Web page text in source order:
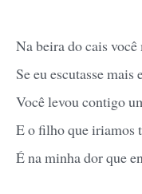
Na beira do cais
Se eu escutasse mais
Você levou contigo
E o filho que iriamos
É na minha dor que